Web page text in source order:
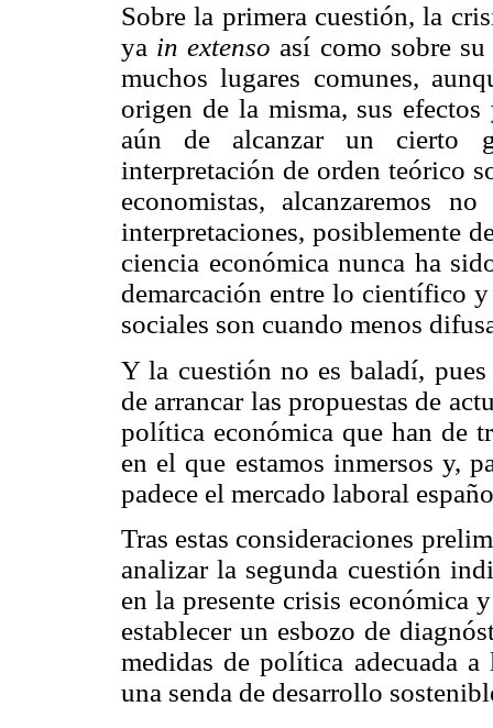
Sobre la primera cuestión, la
ya in extenso así como sobre
muchos lugares comunes,
origen de la misma, sus
aún de alcanzar un cierto
interpretación de orden teórico
economistas, alcanzaremos
interpretaciones, posiblemente
ciencia económica nunca ha
demarcación entre lo científico
sociales son cuando menos
Y la cuestión no es baladí,
de arrancar las propuestas de
política económica que han de
en el que estamos inmersos y,
padece el mercado laboral
Tras estas consideraciones
analizar la segunda cuestión
en la presente crisis económica
establecer un esbozo de
medidas de política adecuada
una senda de desarrollo